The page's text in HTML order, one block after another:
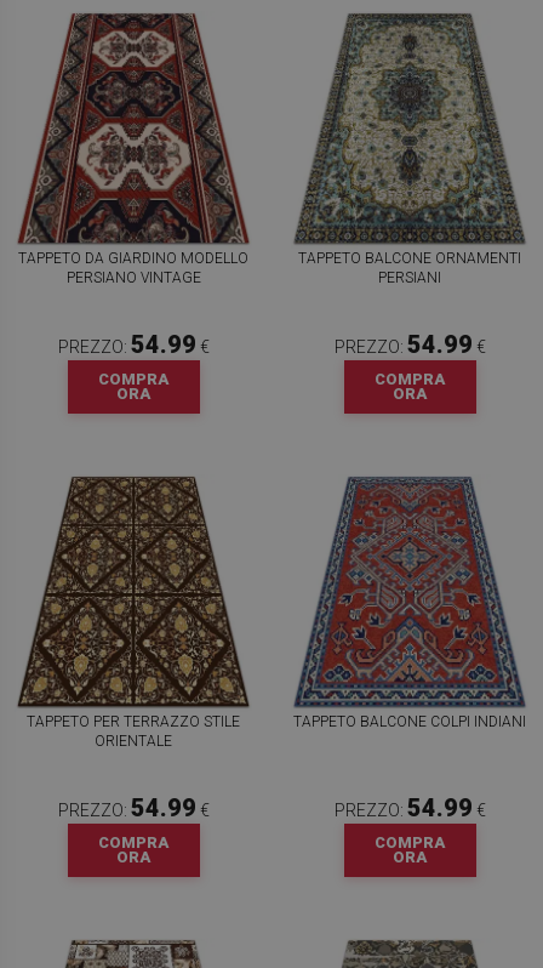
TAPPETO DA GIARDINO MODELLO
PERSIANO VINTAGE
PREZZO: 54.99 €
COMPRA
ORA
TAPPETO BALCONE ORNAMENTI
PERSIANI
PREZZO: 54.99 €
COMPRA
ORA
TAPPETO PER TERRAZZO STILE
ORIENTALE
PREZZO: 54.99 €
COMPRA
ORA
TAPPETO BALCONE COLPI INDIANI
PREZZO: 54.99 €
COMPRA
ORA